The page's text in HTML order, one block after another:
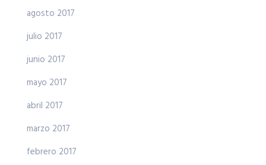
agosto 2017
julio 2017
junio 2017
mayo 2017
abril 2017
marzo 2017
febrero 2017